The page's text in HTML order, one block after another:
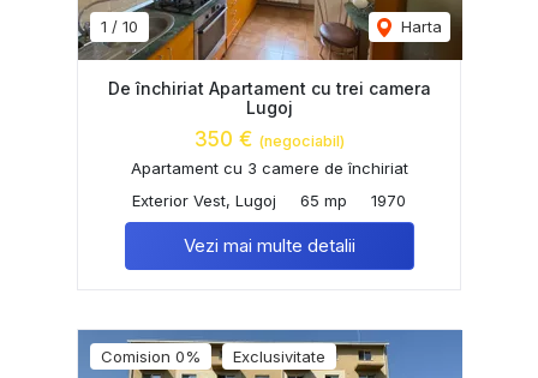
1 / 10 Harta
De închiriat Apartament cu trei camera
Lugoj
350 € (negociabil)
Apartament cu 3 camere de închiriat
Exterior Vest, Lugoj
65 mp 1970
Vezi mai multe detalii
Comision 0% Exclusivitate